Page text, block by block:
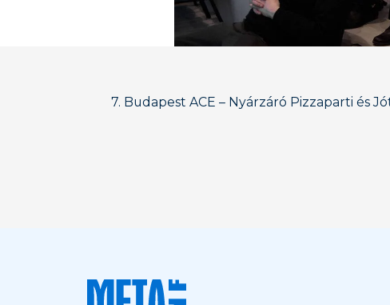
7. Budapest ACE – Nyárzáró Pizzaparti és